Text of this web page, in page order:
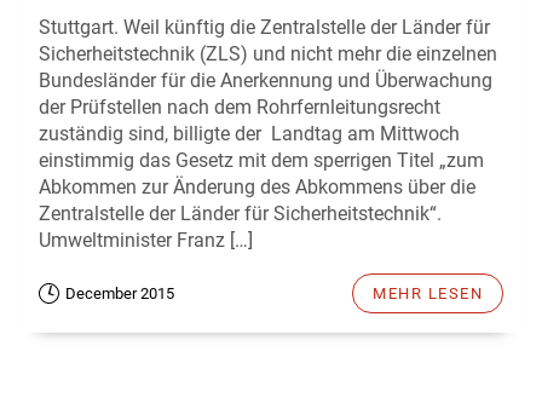
Stuttgart. Weil künftig die Zentralstelle der Länder für
Sicherheitstechnik (ZLS) und nicht mehr die einzelnen
Bundesländer für die Anerkennung und Überwachung
der Prüfstellen nach dem Rohrfernleitungsrecht
zuständig sind, billigte der Landtag am Mittwoch
einstimmig das Gesetz mit dem sperrigen Titel „zum
Abkommen zur Änderung des Abkommens über die
Zentralstelle der Länder für Sicherheitstechnik“.
Umweltminister Franz […]
December 2015 MEHR LESEN